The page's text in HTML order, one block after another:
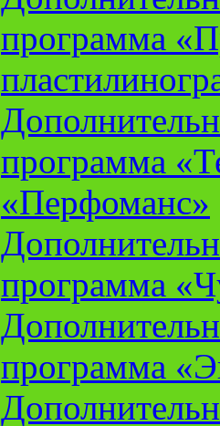
программа
программа
«Перфоманс»
программа
программа